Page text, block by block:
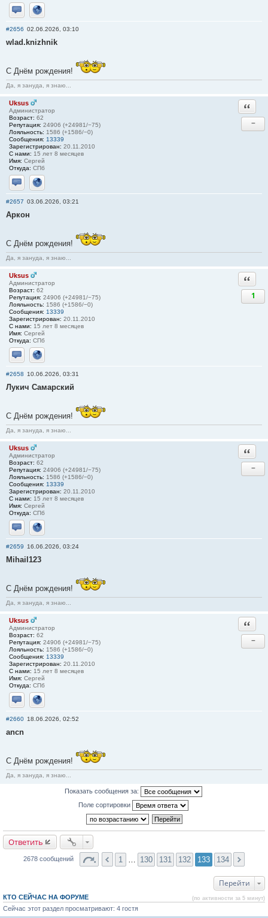
Отправить личное сообщение
Сайт
#2656 02.06.2026, 03:10
wlad.knizhnik
С Днём рождения!
Да, я зануда, я знаю...
Uksus
Администратор
Возраст: 62
Репутация: 24906 (+24981/−75)
Лояльность: 1586 (+1586/−0)
Сообщения: 13339
Зарегистрирован: 20.11.2010
С нами: 15 лет 8 месяцев
Имя: Сергей
Откуда: СПб
Отправить личное сообщение
Сайт
−
#2657 03.06.2026, 03:21
Аркон
С Днём рождения!
Да, я зануда, я знаю...
Uksus
Администратор
Возраст: 62
Репутация: 24906 (+24981/−75)
Лояльность: 1586 (+1586/−0)
Сообщения: 13339
Зарегистрирован: 20.11.2010
С нами: 15 лет 8 месяцев
Имя: Сергей
Откуда: СПб
Отправить личное сообщение
Сайт
1
#2658 10.06.2026, 03:31
Лукич Самарский
С Днём рождения!
Да, я зануда, я знаю...
Uksus
Администратор
Возраст: 62
Репутация: 24906 (+24981/−75)
Лояльность: 1586 (+1586/−0)
Сообщения: 13339
Зарегистрирован: 20.11.2010
С нами: 15 лет 8 месяцев
Имя: Сергей
Откуда: СПб
Отправить личное сообщение
Сайт
−
#2659 16.06.2026, 03:24
Mihail123
С Днём рождения!
Да, я зануда, я знаю...
Uksus
Администратор
Возраст: 62
Репутация: 24906 (+24981/−75)
Лояльность: 1586 (+1586/−0)
Сообщения: 13339
Зарегистрирован: 20.11.2010
С нами: 15 лет 8 месяцев
Имя: Сергей
Откуда: СПб
Отправить личное сообщение
Сайт
−
#2660 18.06.2026, 02:52
ancn
С Днём рождения!
Да, я зануда, я знаю...
Показать сообщения за:
Поле сортировки
Ответить
2678 сообщений 1 130 131 132 133 134
Перейти
КТО СЕЙЧАС НА ФОРУМЕ (по активности за 5 минут)
Сейчас этот раздел просматривают: 4 гостя